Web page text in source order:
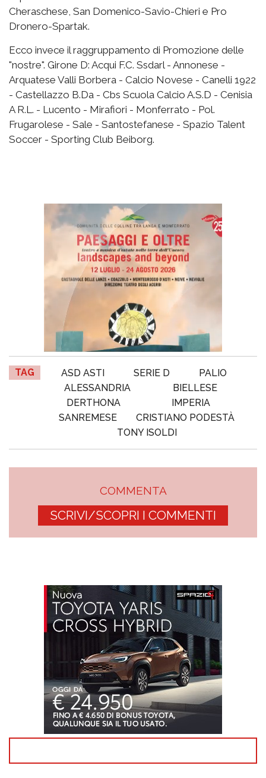
Cheraschese, San Domenico-Savio-Chieri e Pro
Dronero-Spartak.
Ecco invece il raggruppamento di Promozione delle
"nostre". Girone D: Acqui F.C. Ssdarl - Annonese -
Arquatese Valli Borbera - Calcio Novese - Canelli 1922
- Castellazzo B.Da - Cbs Scuola Calcio A.S.D - Cenisia
A R.L. - Lucento - Mirafiori - Monferrato - Pol.
Frugarolese - Sale - Santostefanese - Spazio Talent
Soccer - Sporting Club Beiborg.
TAG ASD ASTI SERIE D
PALIO
ALESSANDRIA
BIELLESE
DERTHONA
IMPERIA
SANREMESE
CRISTIANO PODESTÀ
TONY ISOLDI
COMMENTA
SCRIVI/SCOPRI I COMMENTI